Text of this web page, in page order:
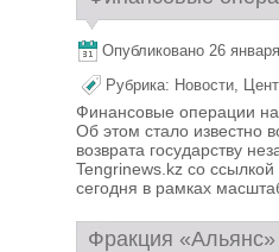
Опубликовано 26
Рубрика: Новости,
Финансовые операции на
Об этом стало известно
возврата государству
Tengrinews.kz со
сегодня в рамках
Фракция